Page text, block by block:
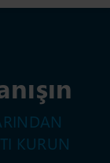
KURUN